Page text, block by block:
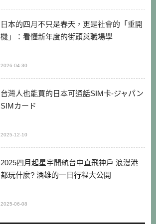
日本的四月不只是春天，更是社會的「重開
機」：看懂新年度的街頭與職場學
2026-04-30
台灣人也能買的日本可通話SIM卡-ジャパン
SIMカード
2025-12-10
2025四月起星宇開航台中直飛神戶 浪漫港
都玩什麼? 酒雄的一日行程大公開
2025-06-08